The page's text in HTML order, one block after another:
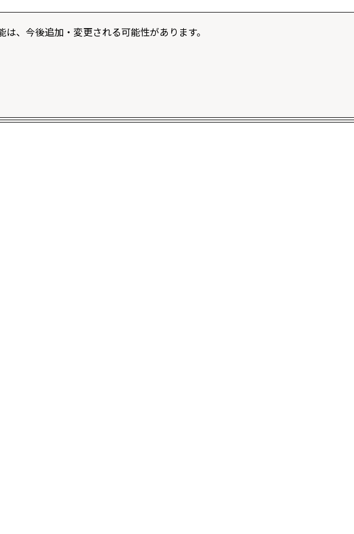
定のプレゼントに応募することができます。また、ログイン限定記事を閲覧
。
、今後追加・変更される可能性があります。